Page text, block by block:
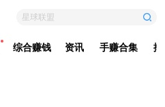
星球联盟
综合赚钱 资讯 手赚合集 排